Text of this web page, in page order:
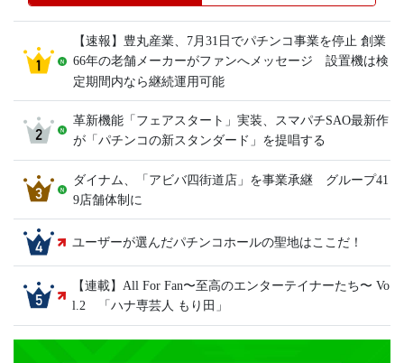
【速報】豊丸産業、7月31日でパチンコ事業を停止 創業
66年の老舗メーカーがファンへメッセージ 設置機は検
定期間内なら継続運用可能
革新機能「フェアスタート」実装、スマパチSAO最新作
が「パチンコの新スタンダード」を提唱する
ダイナム、「アビバ四街道店」を事業承継 グループ41
9店舗体制に
ユーザーが選んだパチンコホールの聖地はここだ！
【連載】All For Fan〜至高のエンターテイナーたち〜 Vo
l.2 「ハナ専芸人 もり田」